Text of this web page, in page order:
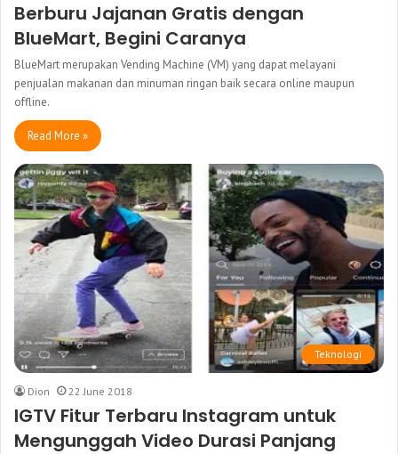
Berburu Jajanan Gratis dengan
BlueMart, Begini Caranya
BlueMart merupakan Vending Machine (VM) yang dapat melayani
penjualan makanan dan minuman ringan baik secara online maupun
offline.
Read More »
Teknologi
Dion 22 June 2018
IGTV Fitur Terbaru Instagram untuk
Mengunggah Video Durasi Panjang